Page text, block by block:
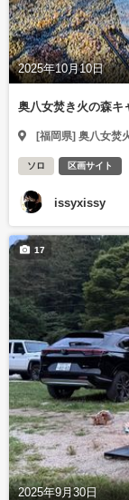
2025年10月10日
奥八女焚き火の森キ
[福岡県] 奥八女焚
ソロ 区画サイト
issyxissy
2025年9月30日
17